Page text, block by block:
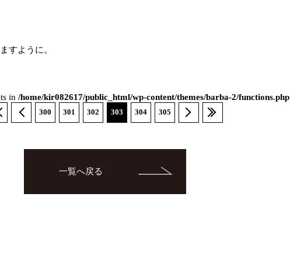
すように。
in /home/kir082617/public_html/wp-content/themes/barba-2/functions.php
300 301 302 303 304 305
一覧へ戻る